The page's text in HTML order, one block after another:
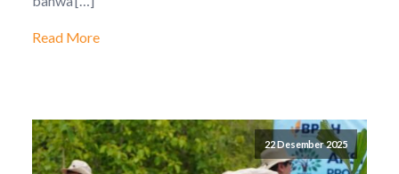
Read More
22 Desember 2025